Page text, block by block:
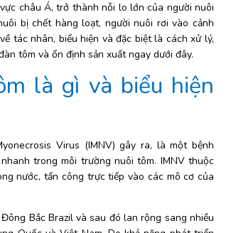
châu Á, trở thành nỗi lo lớn của người nuôi
bị chết hàng loạt, người nuôi rơi vào cảnh
tác nhân, biểu hiện và đặc biệt là cách xử lý,
tôm và ổn định sản xuất ngay dưới đây.
là gì và biểu hiện
Virus (IMNV) gây ra, là một bệnh
trong môi trường nuôi tôm. IMNV thuộc
nước, tấn công trực tiếp vào các mô cơ của
Bắc Brazil và sau đó lan rộng sang nhiều